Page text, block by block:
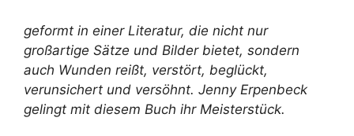
geformt in einer Literatur, die nicht nur
großartige Sätze und Bilder bietet, sondern
auch Wunden reißt, verstört, beglückt,
verunsichert und versöhnt. Jenny Erpenbeck
gelingt mit diesem Buch ihr Meisterstück.